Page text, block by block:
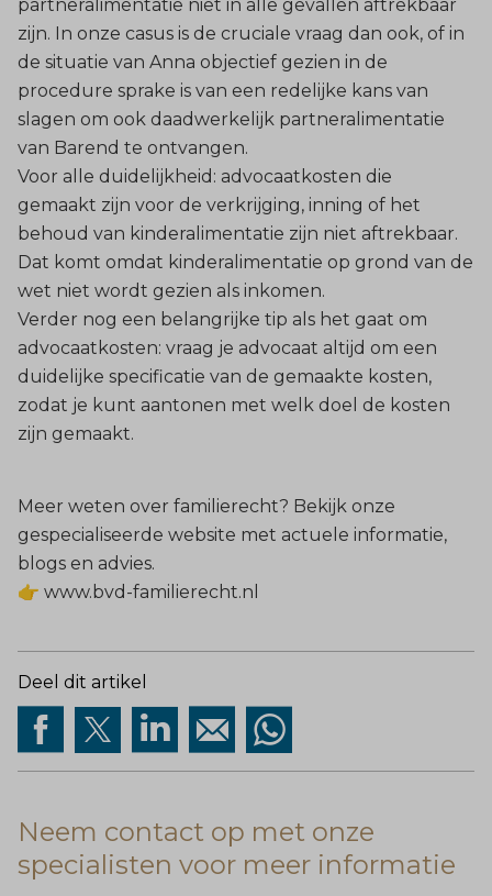
partneralimentatie niet in alle gevallen aftrekbaar
zijn. In onze casus is de cruciale vraag dan ook, of in
de situatie van Anna objectief gezien in de
procedure sprake is van een redelijke kans van
slagen om ook daadwerkelijk partneralimentatie
van Barend te ontvangen.
Voor alle duidelijkheid: advocaatkosten die
gemaakt zijn voor de verkrijging, inning of het
behoud van kinderalimentatie zijn niet aftrekbaar.
Dat komt omdat kinderalimentatie op grond van de
wet niet wordt gezien als inkomen.
Verder nog een belangrijke tip als het gaat om
advocaatkosten: vraag je advocaat altijd om een
duidelijke specificatie van de gemaakte kosten,
zodat je kunt aantonen met welk doel de kosten
zijn gemaakt.
Meer weten over familierecht? Bekijk onze
gespecialiseerde website met actuele informatie,
blogs en advies.
👉 www.bvd-familierecht.nl
Deel dit artikel
Neem contact op met onze
specialisten voor meer informatie